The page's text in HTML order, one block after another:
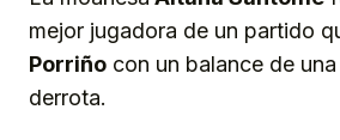
mejor jugadora de un partido
Porriño con un balance de
derrota.